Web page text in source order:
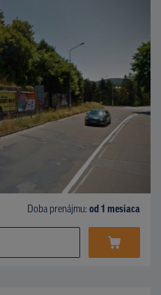
Doba prenájmu: od 1 mesiaca